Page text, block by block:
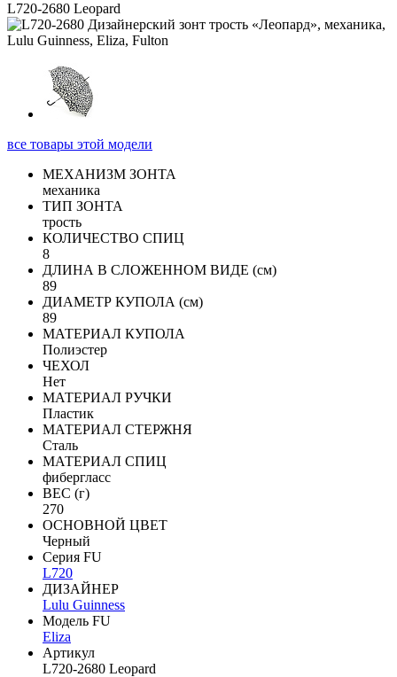
L720-2680 Leopard
все товары этой модели
МЕХАНИЗМ ЗОНТА
механика
ТИП ЗОНТА
трость
КОЛИЧЕСТВО СПИЦ
8
ДЛИНА В СЛОЖЕННОМ ВИДЕ (см)
89
ДИАМЕТР КУПОЛА (см)
89
МАТЕРИАЛ КУПОЛА
Полиэстер
ЧЕХОЛ
Нет
МАТЕРИАЛ РУЧКИ
Пластик
МАТЕРИАЛ СТЕРЖНЯ
Сталь
МАТЕРИАЛ СПИЦ
фибергласс
ВЕС (г)
270
ОСНОВНОЙ ЦВЕТ
Черный
Серия FU
L720
ДИЗАЙНЕР
Lulu Guinness
Модель FU
Eliza
Артикул
L720-2680 Leopard